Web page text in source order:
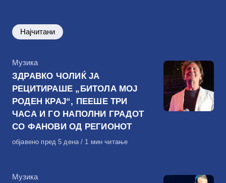
Најчитани
КАтегорија
Музика
ЗДРАВКО ЧОЛИЌ ЈА
РЕЦИТИРАШЕ „БИТОЛА МОЈ
РОДЕН КРАЈ“, ПЕЕШЕ ТРИ
ЧАСА И ГО НАПОЛНИ ГРАДОТ
СО ФАНОВИ ОД РЕГИОНОТ
Објавено
објавено пред 5 дена 1 мин читање
КАтегорија
Музика